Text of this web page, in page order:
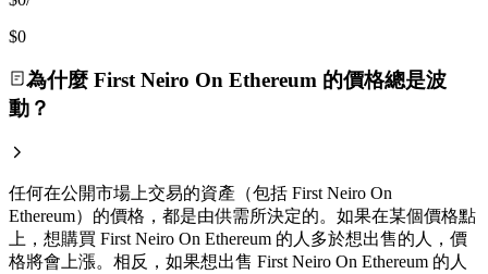
$0
為什麼 First Neiro On Ethereum 的價格總是波
動？
任何在公開市場上交易的資產（包括 First Neiro On
Ethereum）的價格，都是由供需所決定的。如果在某個價格點
上，想購買 First Neiro On Ethereum 的人多於想出售的人，價
格將會上漲。相反，如果想出售 First Neiro On Ethereum 的人